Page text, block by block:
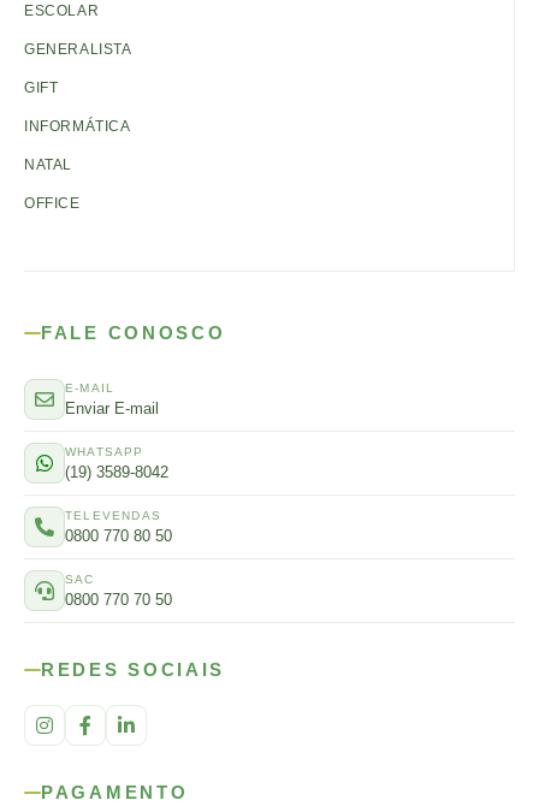
ESCOLAR
GENERALISTA
GIFT
INFORMÁTICA
NATAL
OFFICE
FALE CONOSCO
E-MAIL
Enviar E-mail
WHATSAPP
(19) 3589-8042
TELEVENDAS
0800 770 80 50
SAC
0800 770 70 50
REDES SOCIAIS
PAGAMENTO